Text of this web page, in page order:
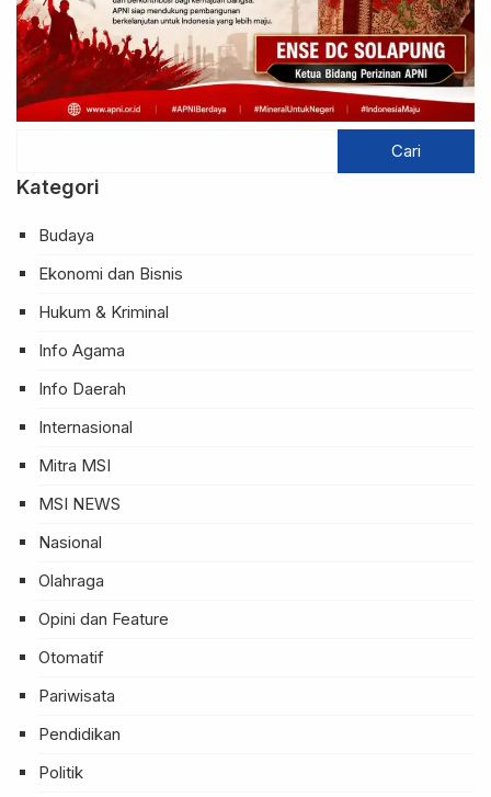
Kategori
Budaya
Ekonomi dan Bisnis
Hukum & Kriminal
Info Agama
Info Daerah
Internasional
Mitra MSI
MSI NEWS
Nasional
Olahraga
Opini dan Feature
Otomatif
Pariwisata
Pendidikan
Politik